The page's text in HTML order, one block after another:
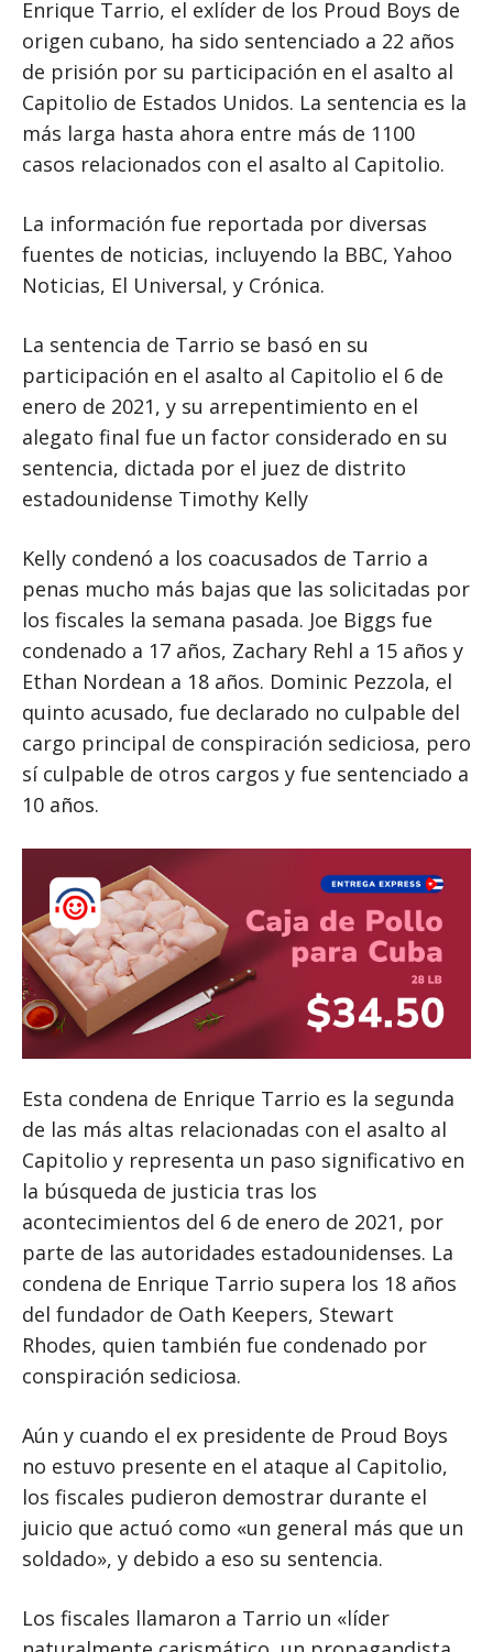
Enrique Tarrio, el exlíder de los Proud Boys de
origen cubano, ha sido sentenciado a 22 años
de prisión por su participación en el asalto al
Capitolio de Estados Unidos. La sentencia es la
más larga hasta ahora entre más de 1100
casos relacionados con el asalto al Capitolio.
La información fue reportada por diversas
fuentes de noticias, incluyendo la BBC, Yahoo
Noticias, El Universal, y Crónica.
La sentencia de Tarrio se basó en su
participación en el asalto al Capitolio el 6 de
enero de 2021, y su arrepentimiento en el
alegato final fue un factor considerado en su
sentencia, dictada por el juez de distrito
estadounidense Timothy Kelly
Kelly condenó a los coacusados ​​de Tarrio a
penas mucho más bajas que las solicitadas por
los fiscales la semana pasada. Joe Biggs fue
condenado a 17 años, Zachary Rehl a 15 años y
Ethan Nordean a 18 años. Dominic Pezzola, el
quinto acusado, fue declarado no culpable del
cargo principal de conspiración sediciosa, pero
sí culpable de otros cargos y fue sentenciado a
10 años.
Esta condena de Enrique Tarrio es la segunda
de las más altas relacionadas con el asalto al
Capitolio y representa un paso significativo en
la búsqueda de justicia tras los
acontecimientos del 6 de enero de 2021, por
parte de las autoridades estadounidenses. La
condena de Enrique Tarrio supera los 18 años
del fundador de Oath Keepers, Stewart
Rhodes, quien también fue condenado por
conspiración sediciosa.
Aún y cuando el ex presidente de Proud Boys
no estuvo presente en el ataque al Capitolio,
los fiscales pudieron demostrar durante el
juicio que actuó como «un general más que un
soldado», y debido a eso su sentencia.
Los fiscales llamaron a Tarrio un «líder